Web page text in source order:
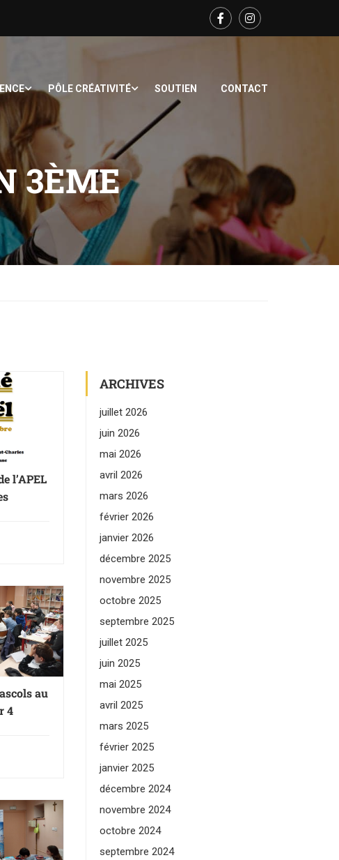
PÔLE CRÉATIVITÉ SOUTIEN CONTACT
3ÈME
l’APEL
au
4
ARCHIVES
juillet 2026
juin 2026
mai 2026
avril 2026
mars 2026
février 2026
janvier 2026
décembre 2025
novembre 2025
octobre 2025
septembre 2025
juillet 2025
juin 2025
mai 2025
avril 2025
mars 2025
février 2025
janvier 2025
décembre 2024
novembre 2024
octobre 2024
septembre 2024